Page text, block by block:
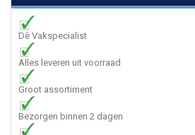
Dè Vakspecialist
Alles leveren uit voorraad
Groot assortiment
Bezorgen binnen 2 dagen